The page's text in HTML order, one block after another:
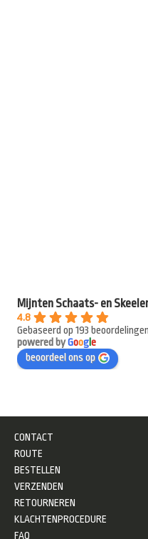
Mijnten Schaats- en
4.8
Gebaseerd op 193 beoordelingen
powered byGooge
beoordeel ons op
CONTACT
ROUTE
BESTELLEN
VERZENDEN
RETOURNEREN
KLACHTENPROCEDURE
FAQ